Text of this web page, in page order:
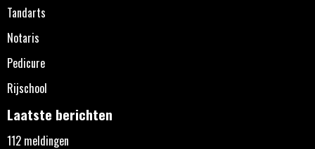
Tandarts
Notaris
Pedicure
Rijschool
Laatste berichten
112 meldingen